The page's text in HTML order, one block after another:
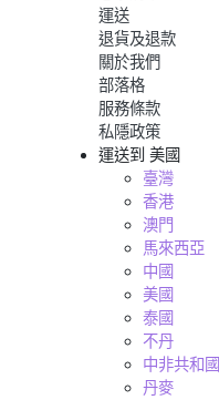
運送
退貨及退款
關於我們
部落格
服務條款
私隱政策
運送到 美國
臺灣
香港
澳門
馬來西亞
中國
美國
泰國
不丹
中非共和國
丹麥